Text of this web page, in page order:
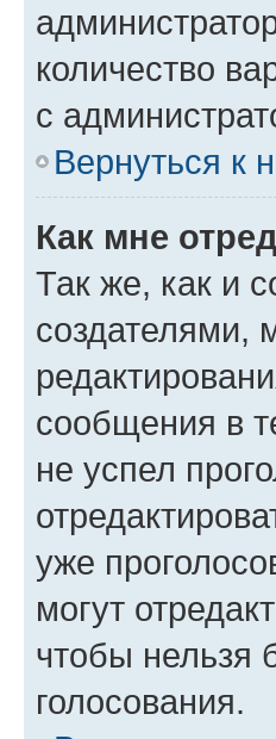
количество
с
Вернуться к
Как мне
Так же, как и
создателями,
сообщения в
не успел
уже
могут
чтобы нельзя
голосования.